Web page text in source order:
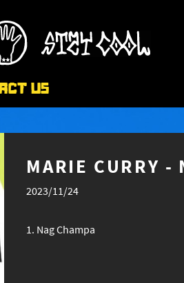
Us
MARIE CURRY -
2023/11/24
Nag Champa